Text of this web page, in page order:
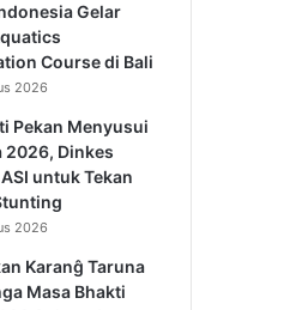
Gelar
Course di Bali
2026
Pekan Menyusui
2026, Dinkes
untuk Tekan
2026
Karanĝ Taruna
Masa Bhakti